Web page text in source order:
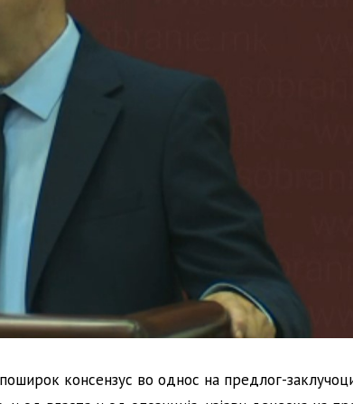
консензус во однос на предлог-